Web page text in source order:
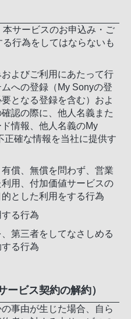
サービスのお申込み・ご
行為をしてはならないも
よびご利用にあたって行
への登録（My Sonyの登
となる登録を含む）およ
認の際に、他人名義また
情報、他人名義のMy
正確な情報を当社に提供す
償、無償を問わず、営業
用、付加価値サービスの
とした利用をする行為
る行為
第三者をしてなさしめる
る行為
ビス契約の解約）
事由が生じた場合、自ら